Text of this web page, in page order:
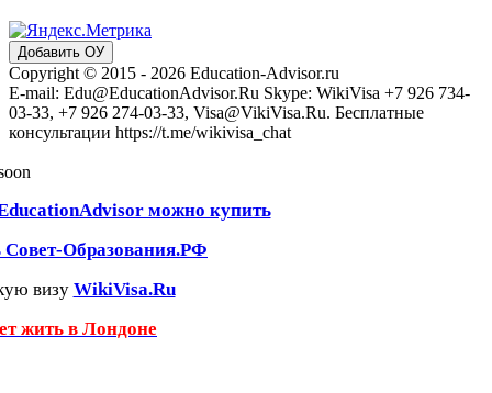
Добавить ОУ
Copyright © 2015 - 2026 Education-Advisor.ru
E-mail: Edu@EducationAdvisor.Ru Skype: WikiVisa +7 926 734-
03-33, +7 926 274-03-33, Visa@VikiVisa.Ru. Бесплатные
консультации https://t.me/wikivisa_chat
можно купить
Совет-Образования.РФ
визу WikiVisa.Ru
жить в Лондоне